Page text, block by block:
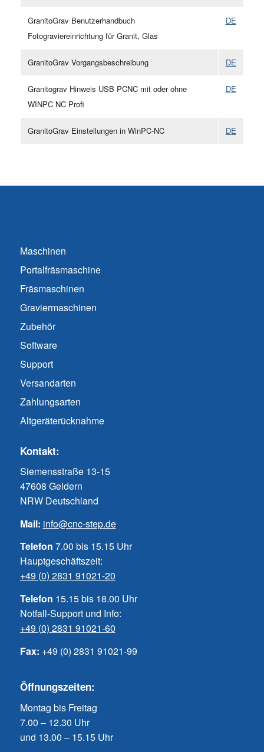
GranitoGrav Benutzerhandbuch
Fotograviereinrichtung für Granit, Glas
DE
GranitoGrav Vorgangsbeschreibung DE
Granitograv Hinweis USB PCNC mit oder ohne
WINPC NC Profi
DE
GranitoGrav Einstellungen in WinPC-NC DE
Maschinen
Portalfräsmaschine
Fräsmaschinen
Graviermaschinen
Zubehör
Software
Support
Versandarten
Zahlungsarten
Altgeräterücknahme
Kontakt:
Siemensstraße 13-15
47608 Geldern
NRW Deutschland
Mail: info@cnc-step.de
Telefon 7.00 bis 15.15 Uhr
Hauptgeschäftszeit:
+49 (0) 2831 91021-20
Telefon 15.15 bis 18.00 Uhr
Notfall-Support und Info:
+49 (0) 2831 91021-60
Fax: +49 (0) 2831 91021-99
Öffnungszeiten:
Montag bis Freitag
7.00 – 12.30 Uhr
und 13.00 – 15.15 Uhr